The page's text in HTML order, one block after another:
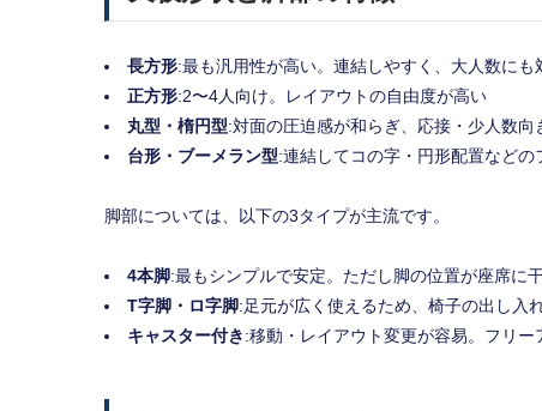
長方形:最も汎用性が高い。連結しやすく、大人数にも
正方形:2〜4人向け。レイアウトの自由度が高い
丸型・楕円型:対面の圧迫感が和らぎ、応接・少人数
台形・ブーメラン型:連結してコの字・円形配置など
脚部については、以下の3タイプが主流です。
4本脚:最もシンプルで安定。ただし脚の位置が座席に
T字脚・ロ字脚:足元が広く使えるため、椅子の出し入
キャスター付き:移動・レイアウト変更が容易。フリー